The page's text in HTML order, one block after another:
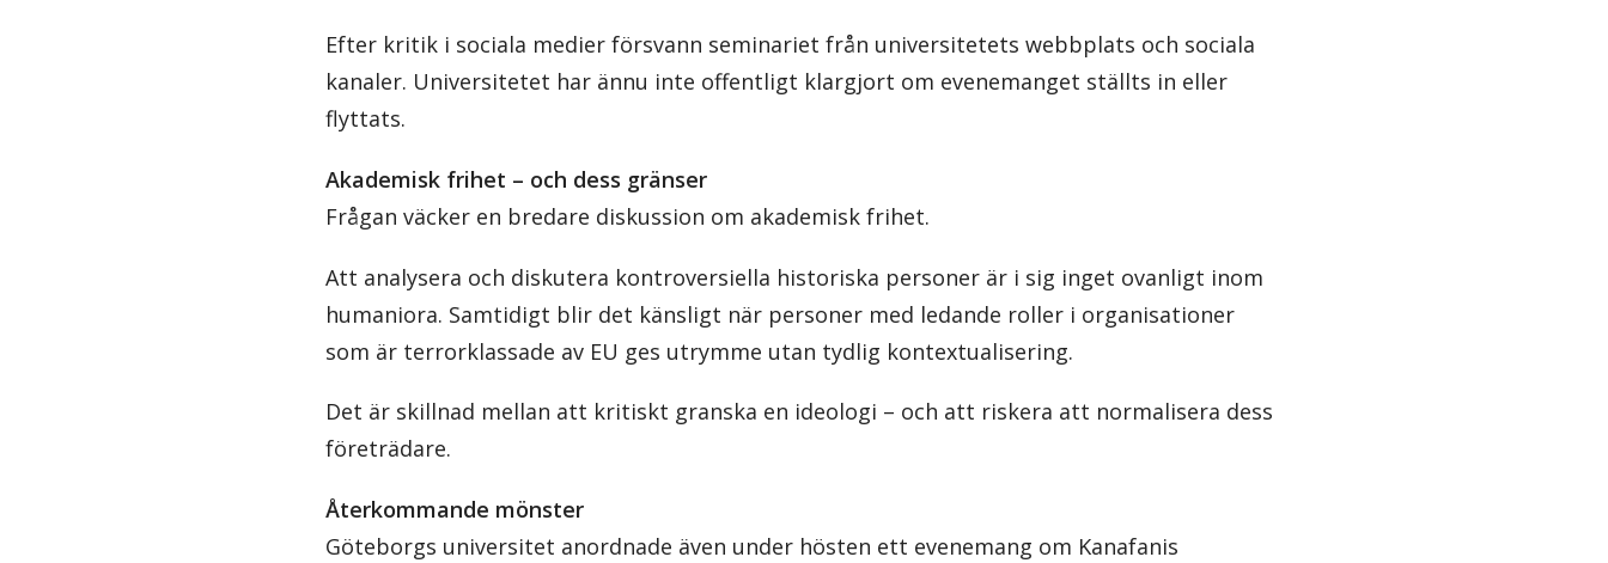
Efter kritik i sociala medier försvann seminariet från universitetets webbplats och sociala
kanaler. Universitetet har ännu inte offentligt klargjort om evenemanget ställts in eller
flyttats.
Akademisk frihet – och dess gränser
Frågan väcker en bredare diskussion om akademisk frihet.
Att analysera och diskutera kontroversiella historiska personer är i sig inget ovanligt inom
humaniora. Samtidigt blir det känsligt när personer med ledande roller i organisationer
som är terrorklassade av EU ges utrymme utan tydlig kontextualisering.
Det är skillnad mellan att kritiskt granska en ideologi – och att riskera att normalisera dess
företrädare.
Återkommande mönster
Göteborgs universitet anordnade även under hösten ett evenemang om Kanafanis